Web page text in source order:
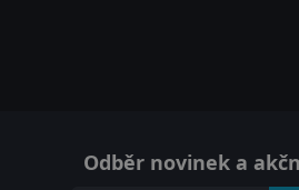
Odběr novinek a